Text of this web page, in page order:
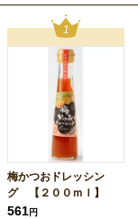
梅かつおドレッシン
グ 【２００ｍｌ】
561円